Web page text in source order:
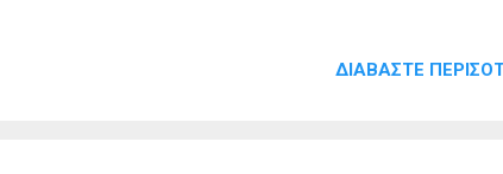
ΔΙΑΒΆΣΤΕ